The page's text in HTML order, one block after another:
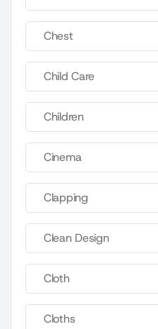
Chest
Child Care
Children
Cinema
Clapping
Clean Design
Cloth
Cloths